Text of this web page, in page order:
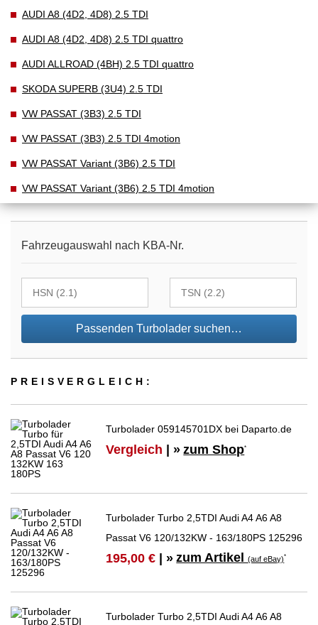
AUDI A8 (4D2, 4D8) 2.5 TDI
AUDI A8 (4D2, 4D8) 2.5 TDI quattro
AUDI ALLROAD (4BH) 2.5 TDI quattro
SKODA SUPERB (3U4) 2.5 TDI
VW PASSAT (3B3) 2.5 TDI
VW PASSAT (3B3) 2.5 TDI 4motion
VW PASSAT Variant (3B6) 2.5 TDI
VW PASSAT Variant (3B6) 2.5 TDI 4motion
Fahrzeugauswahl nach KBA-Nr.
Passenden Turbolader suchen…
PREIS­VER­GLEICH:
Turbolader 059145701DX bei Daparto.de
Vergleich | » zum Shop*
Turbolader Turbo 2,5TDI Audi A4 A6 A8
Passat V6 120/132KW - 163/180PS 125296
195,00 € | » zum Artikel(auf eBay)*
Turbolader Turbo 2,5TDI Audi A4 A6 A8